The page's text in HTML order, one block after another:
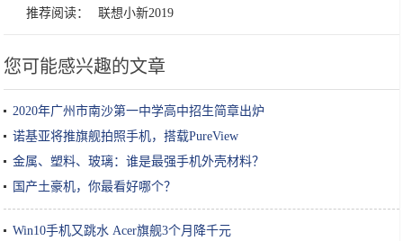
推荐阅读： 联想小新2019
您可能感兴趣的文章
2020年广州市南沙第一中学高中招生简章出炉
诺基亚将推旗舰拍照手机，搭载PureView
金属、塑料、玻璃：谁是最强手机外壳材料？
国产土豪机，你最看好哪个？
Win10手机又跳水 Acer旗舰3个月降千元